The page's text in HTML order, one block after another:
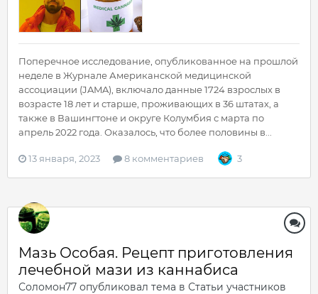
Поперечное исследование, опубликованное на прошлой
неделе в Журнале Американской медицинской
ассоциации (JAMA), включало данные 1724 взрослых в
возрасте 18 лет и старше, проживающих в 36 штатах, а
также в Вашингтоне и округе Колумбия с марта по
апрель 2022 года. Оказалось, что более половины в...
13 января, 2023 8 комментариев 3
Мазь Особая. Рецепт приготовления
лечебной мази из каннабиса
Соломон77 опубликовал тема в Статьи участников